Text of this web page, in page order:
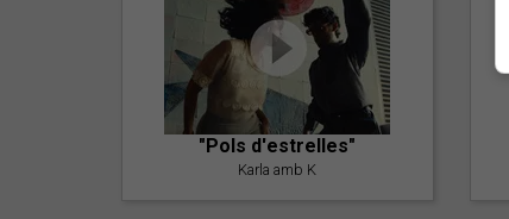
"Pols d'estrelles"
Karla amb K